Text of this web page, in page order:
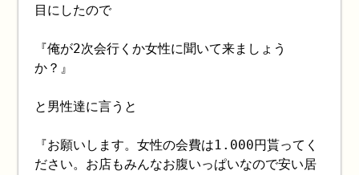
目にしたので
『俺が2次会行くか女性に聞いて来ましょう
か？』
と男性達に言うと
『お願いします。女性の会費は1.000円貰ってく
ださい。お店もみんなお腹いっぱいなので安い居